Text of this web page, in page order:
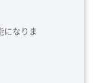
になりま